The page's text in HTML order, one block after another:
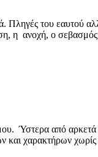
Πληγές του εαυτού
η ανοχή, ο
Ύστερα από
και χαρακτήρων